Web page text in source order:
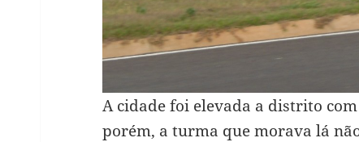
A cidade foi elevada a distrito
porém, a turma que morava lá